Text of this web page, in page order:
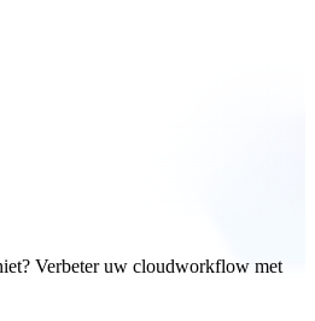
Verbeter uw cloudworkflow met